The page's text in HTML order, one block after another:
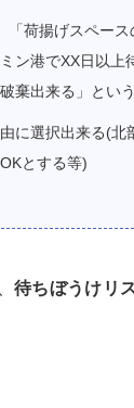
「荷揚げスペー
ン港でXX日以上
棄出来る」とい
に選択出来る(北
とする等)
待ちぼうけリ